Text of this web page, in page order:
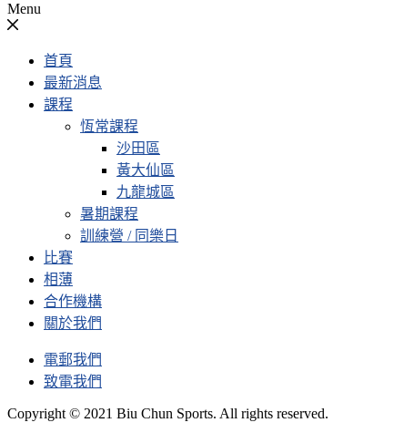
Menu
首頁
最新消息
課程
恆常課程
沙田區
黃大仙區
九龍城區
暑期課程
訓練營 / 同樂日
比賽
相薄
合作機構
關於我們
電郵我們
致電我們
Copyright © 2021 Biu Chun Sports. All rights reserved.